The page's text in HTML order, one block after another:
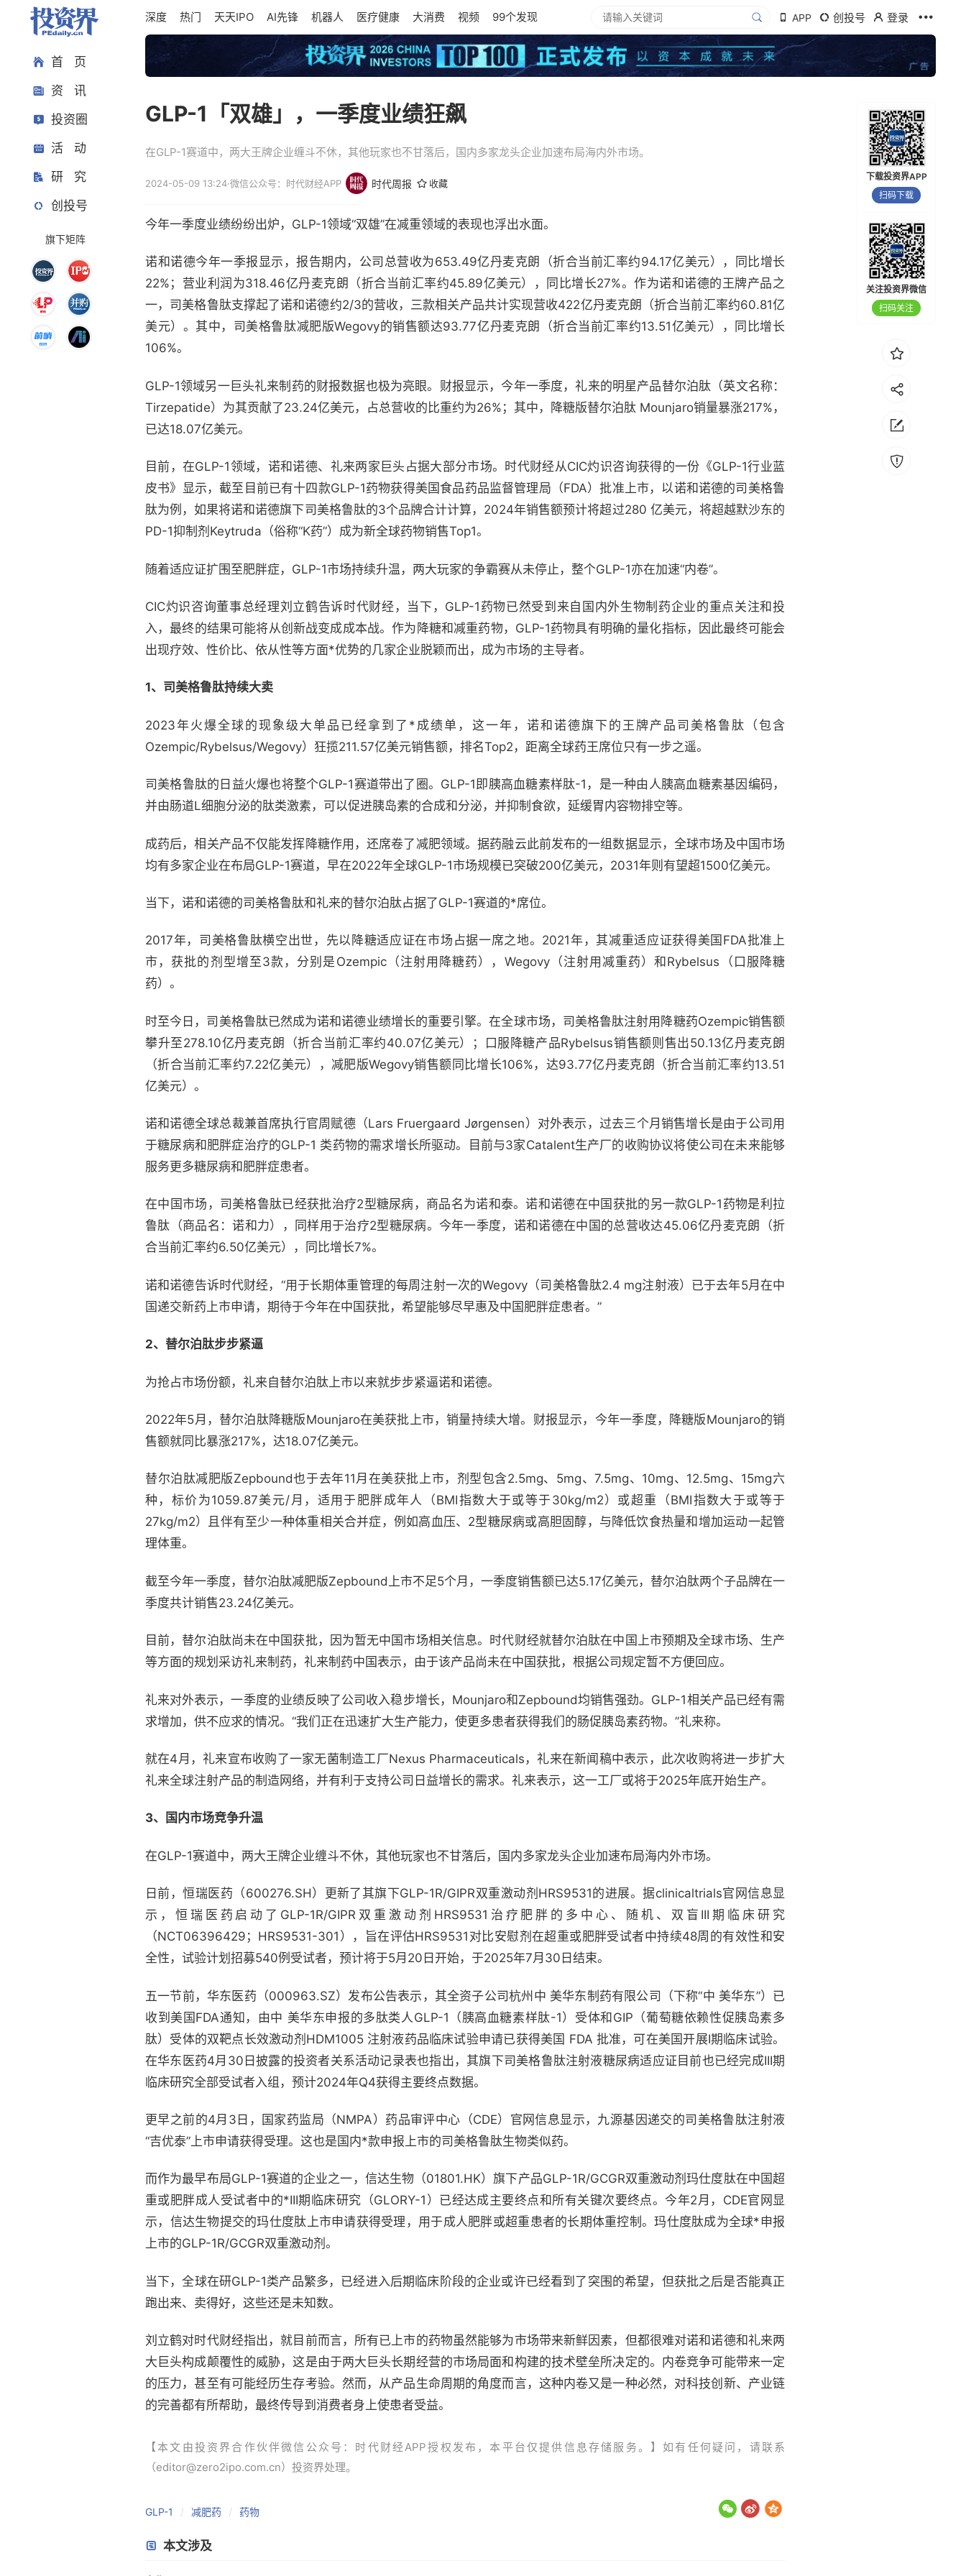
首 页
资 讯
投资圈
活 动
研 究
创投号
旗下矩阵
深度 热门 天天IPO AI先锋 机器人 医疗健康 大消费 视频 99个发现 APP 创投号 登录
GLP-1「双雄」，一季度业绩狂飙
在GLP-1赛道中，两大王牌企业缠斗不休，其他玩家也不甘落后，国内多家龙头企业加速布局海内外市场。
2024-05-09 13:24·微信公众号：时代财经APP 时代周报 收藏
今年一季度业绩纷纷出炉，GLP-1领域“双雄”在减重领域的表现也浮出水面。
诺和诺德今年一季报显示，报告期内，公司总营收为653.49亿丹麦克朗（折合当前汇率约94.17亿美元），同比增长
22%；营业利润为318.46亿丹麦克朗（折合当前汇率约45.89亿美元），同比增长27%。作为诺和诺德的王牌产品之
一，司美格鲁肽支撑起了诺和诺德约2/3的营收，三款相关产品共计实现营收422亿丹麦克朗（折合当前汇率约60.81亿
美元）。其中，司美格鲁肽减肥版Wegovy的销售额达93.77亿丹麦克朗（折合当前汇率约13.51亿美元），同比增长
106%。
GLP-1领域另一巨头礼来制药的财报数据也极为亮眼。财报显示，今年一季度，礼来的明星产品替尔泊肽（英文名称：
Tirzepatide）为其贡献了23.24亿美元，占总营收的比重约为26%；其中，降糖版替尔泊肽 Mounjaro销量暴涨217%，
已达18.07亿美元。
目前，在GLP-1领域，诺和诺德、礼来两家巨头占据大部分市场。时代财经从CIC灼识咨询获得的一份《GLP-1行业蓝
皮书》显示，截至目前已有十四款GLP-1药物获得美国食品药品监督管理局（FDA）批准上市，以诺和诺德的司美格鲁
肽为例，如果将诺和诺德旗下司美格鲁肽的3个品牌合计计算，2024年销售额预计将超过280 亿美元，将超越默沙东的
PD-1抑制剂Keytruda（俗称“K药”）成为新全球药物销售Top1。
随着适应证扩围至肥胖症，GLP-1市场持续升温，两大玩家的争霸赛从未停止，整个GLP-1亦在加速“内卷”。
CIC灼识咨询董事总经理刘立鹤告诉时代财经，当下，GLP-1药物已然受到来自国内外生物制药企业的重点关注和投
入，最终的结果可能将从创新战变成成本战。作为降糖和减重药物，GLP-1药物具有明确的量化指标，因此最终可能会
出现疗效、性价比、依从性等方面*优势的几家企业脱颖而出，成为市场的主导者。
1、司美格鲁肽持续大卖
2023年火爆全球的现象级大单品已经拿到了*成绩单，这一年，诺和诺德旗下的王牌产品司美格鲁肽（包含
Ozempic/Rybelsus/Wegovy）狂揽211.57亿美元销售额，排名Top2，距离全球药王席位只有一步之遥。
司美格鲁肽的日益火爆也将整个GLP-1赛道带出了圈。GLP-1即胰高血糖素样肽-1，是一种由人胰高血糖素基因编码，
并由肠道L细胞分泌的肽类激素，可以促进胰岛素的合成和分泌，并抑制食欲，延缓胃内容物排空等。
成药后，相关产品不仅能发挥降糖作用，还席卷了减肥领域。据药融云此前发布的一组数据显示，全球市场及中国市场
均有多家企业在布局GLP-1赛道，早在2022年全球GLP-1市场规模已突破200亿美元，2031年则有望超1500亿美元。
当下，诺和诺德的司美格鲁肽和礼来的替尔泊肽占据了GLP-1赛道的*席位。
2017年，司美格鲁肽横空出世，先以降糖适应证在市场占据一席之地。2021年，其减重适应证获得美国FDA批准上
市，获批的剂型增至3款，分别是Ozempic（注射用降糖药），Wegovy（注射用减重药）和Rybelsus（口服降糖
药）。
时至今日，司美格鲁肽已然成为诺和诺德业绩增长的重要引擎。在全球市场，司美格鲁肽注射用降糖药Ozempic销售额
攀升至278.10亿丹麦克朗（折合当前汇率约40.07亿美元）；口服降糖产品Rybelsus销售额则售出50.13亿丹麦克朗
（折合当前汇率约7.22亿美元），减肥版Wegovy销售额同比增长106%，达93.77亿丹麦克朗（折合当前汇率约13.51
亿美元）。
诺和诺德全球总裁兼首席执行官周赋德（Lars Fruergaard Jørgensen）对外表示，过去三个月销售增长是由于公司用
于糖尿病和肥胖症治疗的GLP-1 类药物的需求增长所驱动。目前与3家Catalent生产厂的收购协议将使公司在未来能够
服务更多糖尿病和肥胖症患者。
在中国市场，司美格鲁肽已经获批治疗2型糖尿病，商品名为诺和泰。诺和诺德在中国获批的另一款GLP-1药物是利拉
鲁肽（商品名：诺和力），同样用于治疗2型糖尿病。今年一季度，诺和诺德在中国的总营收达45.06亿丹麦克朗（折
合当前汇率约6.50亿美元），同比增长7%。
诺和诺德告诉时代财经，“用于长期体重管理的每周注射一次的Wegovy（司美格鲁肽2.4 mg注射液）已于去年5月在中
国递交新药上市申请，期待于今年在中国获批，希望能够尽早惠及中国肥胖症患者。”
2、替尔泊肽步步紧逼
为抢占市场份额，礼来自替尔泊肽上市以来就步步紧逼诺和诺德。
2022年5月，替尔泊肽降糖版Mounjaro在美获批上市，销量持续大增。财报显示，今年一季度，降糖版Mounjaro的销
售额就同比暴涨217%，达18.07亿美元。
替尔泊肽减肥版Zepbound也于去年11月在美获批上市，剂型包含2.5mg、5mg、7.5mg、10mg、12.5mg、15mg六
种，标价为1059.87美元/月，适用于肥胖成年人（BMI指数大于或等于30kg/m2）或超重（BMI指数大于或等于
27kg/m2）且伴有至少一种体重相关合并症，例如高血压、2型糖尿病或高胆固醇，与降低饮食热量和增加运动一起管
理体重。
截至今年一季度，替尔泊肽减肥版Zepbound上市不足5个月，一季度销售额已达5.17亿美元，替尔泊肽两个子品牌在一
季度共计销售23.24亿美元。
目前，替尔泊肽尚未在中国获批，因为暂无中国市场相关信息。时代财经就替尔泊肽在中国上市预期及全球市场、生产
等方面的规划采访礼来制药，礼来制药中国表示，由于该产品尚未在中国获批，根据公司规定暂不方便回应。
礼来对外表示，一季度的业绩反映了公司收入稳步增长，Mounjaro和Zepbound均销售强劲。GLP-1相关产品已经有需
求增加，供不应求的情况。“我们正在迅速扩大生产能力，使更多患者获得我们的肠促胰岛素药物。”礼来称。
就在4月，礼来宣布收购了一家无菌制造工厂Nexus Pharmaceuticals，礼来在新闻稿中表示，此次收购将进一步扩大
礼来全球注射产品的制造网络，并有利于支持公司日益增长的需求。礼来表示，这一工厂或将于2025年底开始生产。
3、国内市场竞争升温
在GLP-1赛道中，两大王牌企业缠斗不休，其他玩家也不甘落后，国内多家龙头企业加速布局海内外市场。
日前，恒瑞医药（600276.SH）更新了其旗下GLP-1R/GIPR双重激动剂HRS9531的进展。据clinicaltrials官网信息显
示，恒瑞医药启动了GLP-1R/GIPR双重激动剂HRS9531治疗肥胖的多中心、随机、双盲III期临床研究
（NCT06396429；HRS9531-301），旨在评估HRS9531对比安慰剂在超重或肥胖受试者中持续48周的有效性和安
全性，试验计划招募540例受试者，预计将于5月20日开始，于2025年7月30日结束。
五一节前，华东医药（000963.SZ）发布公告表示，其全资子公司杭州中 美华东制药有限公司（下称“中 美华东”）已
收到美国FDA通知，由中 美华东申报的多肽类人GLP-1（胰高血糖素样肽-1）受体和GIP（葡萄糖依赖性促胰岛素多
肽）受体的双靶点长效激动剂HDM1005 注射液药品临床试验申请已获得美国 FDA 批准，可在美国开展I期临床试验。
在华东医药4月30日披露的投资者关系活动记录表也指出，其旗下司美格鲁肽注射液糖尿病适应证目前也已经完成III期
临床研究全部受试者入组，预计2024年Q4获得主要终点数据。
更早之前的4月3日，国家药监局（NMPA）药品审评中心（CDE）官网信息显示，九源基因递交的司美格鲁肽注射液
“吉优泰”上市申请获得受理。这也是国内*款申报上市的司美格鲁肽生物类似药。
而作为最早布局GLP-1赛道的企业之一，信达生物（01801.HK）旗下产品GLP-1R/GCGR双重激动剂玛仕度肽在中国超
重或肥胖成人受试者中的*III期临床研究（GLORY-1）已经达成主要终点和所有关键次要终点。今年2月，CDE官网显
示，信达生物提交的玛仕度肽上市申请获得受理，用于成人肥胖或超重患者的长期体重控制。玛仕度肽成为全球*申报
上市的GLP-1R/GCGR双重激动剂。
当下，全球在研GLP-1类产品繁多，已经进入后期临床阶段的企业或许已经看到了突围的希望，但获批之后是否能真正
跑出来、卖得好，这些还是未知数。
刘立鹤对时代财经指出，就目前而言，所有已上市的药物虽然能够为市场带来新鲜因素，但都很难对诺和诺德和礼来两
大巨头构成颠覆性的威胁，这是由于两大巨头长期经营的市场局面和构建的技术壁垒所决定的。内卷竞争可能带来一定
的压力，甚至有可能经历生存考验。然而，从产品生命周期的角度而言，这种内卷又是一种必然，对科技创新、产业链
的完善都有所帮助，最终传导到消费者身上使患者受益。
【本文由投资界合作伙伴微信公众号：时代财经APP授权发布，本平台仅提供信息存储服务。】如有任何疑问，请联系
（editor@zero2ipo.com.cn）投资界处理。
GLP-1 减肥药 药物
本文涉及
下载投资界APP
扫码下载
关注投资界微信
扫码关注